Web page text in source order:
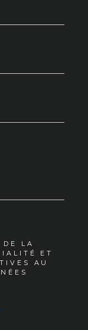
LA
ET
AU